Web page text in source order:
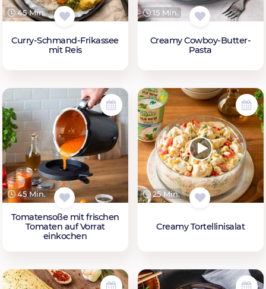
45 Min.
Curry-Schmand-Frikassee
mit Reis
15 Min.
Creamy Cowboy-Butter-
Pasta
45 Min.
Tomatensoße mit frischen
Tomaten auf Vorrat
einkochen
25 Min.
Creamy Tortellinisalat